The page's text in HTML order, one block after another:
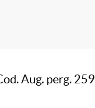
Aug. perg. 259